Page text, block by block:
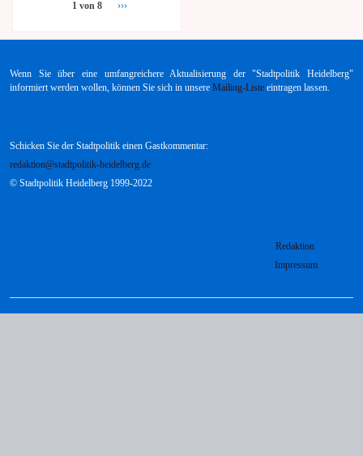
1 von 8 ›››
Wenn Sie über eine umfangreichere Aktualisierung der "Stadtpolitik Heidelberg"
informiert werden wollen, können Sie sich in unsere Mailing-Liste eintragen lassen.
Schicken Sie der Stadtpolitik einen Gastkommentar:
redaktion@stadtpolitik-heidelberg.de
© Stadtpolitik Heidelberg 1999-2022
Redaktion
Impressum